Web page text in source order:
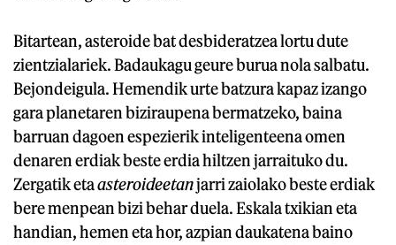
Bitartean, asteroide bat desbideratzea lortu dute
zientzialariek. Badaukagu geure burua nola salbatu.
Bejondeigula. Hemendik urte batzura kapaz izango
gara planetaren biziraupena bermatzeko, baina
barruan dagoen espezierik inteligenteena omen
denaren erdiak beste erdia hiltzen jarraituko du.
Zergatik etaasteroideetanjarri zaiolako beste erdiak
bere menpean bizi behar duela. Eskala txikian eta
handian, hemen eta hor, azpian daukatena baino